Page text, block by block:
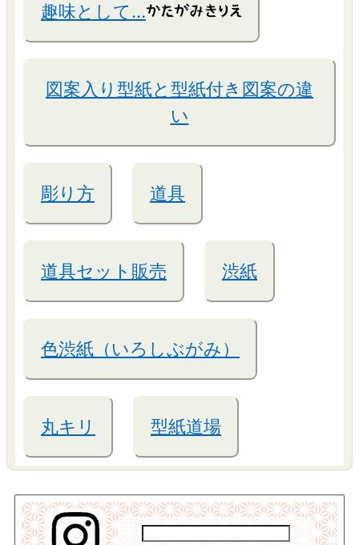
趣味として…
図案入り型紙と型紙付き図案の違
い
彫り方 道具
道具セット販売 渋紙
色渋紙（いろしぶがみ）
丸キリ 型紙道場